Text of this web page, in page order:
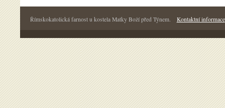
Římskokatolická farnost u kostela Matky Boží před Týnem. Kontaktní informace